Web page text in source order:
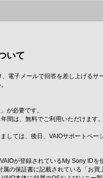
いて
電子メールで回答を差し上げるサ
が必要です。
間は、無料でご利用いただけます
しては、後日、VAIOサポートペー
が登録されているMy Sony IDを
属の保証書に記載されている「お